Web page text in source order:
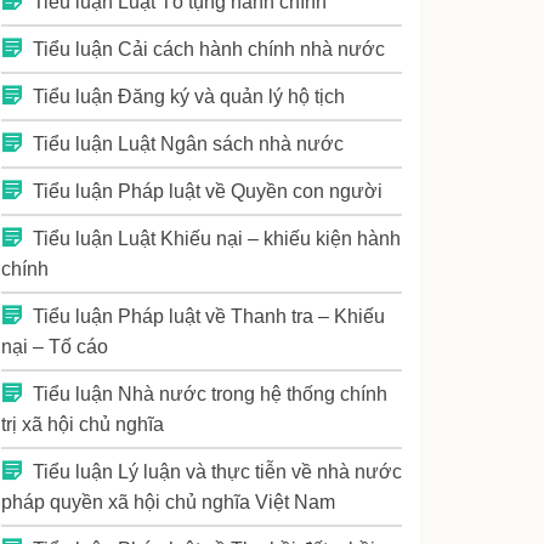
Tiểu luận Cải cách hành chính nhà nước
Tiểu luận Đăng ký và quản lý hộ tịch
Tiểu luận Luật Ngân sách nhà nước
Tiểu luận Pháp luật về Quyền con người
Tiểu luận Luật Khiếu nại – khiếu kiện hành
chính
Tiểu luận Pháp luật về Thanh tra – Khiếu
nại – Tố cáo
Tiểu luận Nhà nước trong hệ thống chính
trị xã hội chủ nghĩa
Tiểu luận Lý luận và thực tiễn về nhà nước
pháp quyền xã hội chủ nghĩa Việt Nam